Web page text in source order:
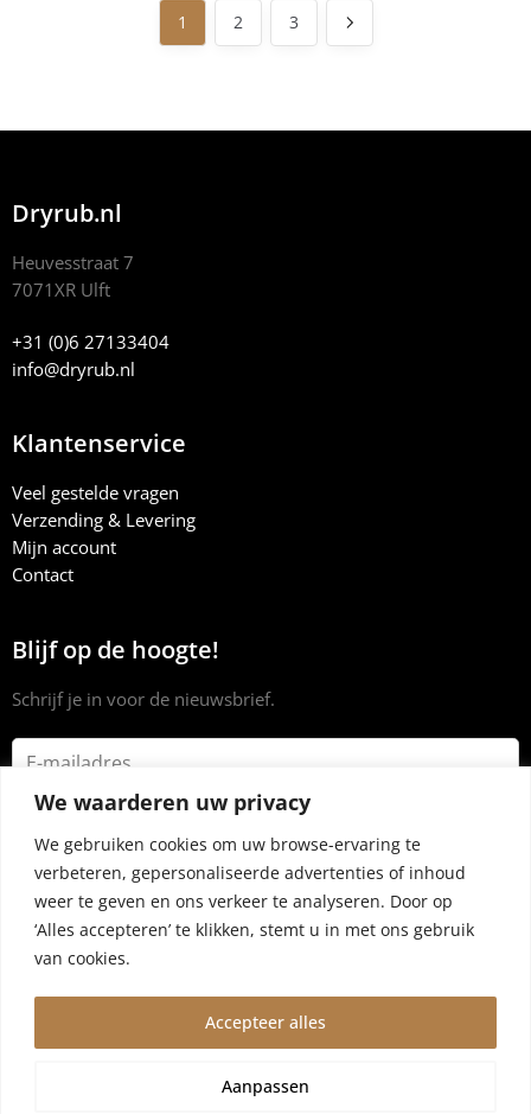
We waarderen uw privacy
We gebruiken cookies om uw browse-ervaring te
verbeteren, gepersonaliseerde advertenties of inhoud
weer te geven en ons verkeer te analyseren. Door op
‘Alles accepteren’ te klikken, stemt u in met ons gebruik
van cookies.
Aanpassen
Accepteer alles
1
2 3
Dryrub.nl
Heuvesstraat 7
7071XR Ulft
+31 (0)6 27133404
info@dryrub.nl
Klantenservice
Veel gestelde vragen
Verzending & Levering
Mijn account
Contact
Blijf op de hoogte!
Schrijf je in voor de nieuwsbrief.
© 2024 Dryrub.nl |